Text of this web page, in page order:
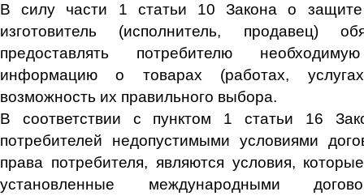
В силу части 1 статьи 10 Закона о защите
изготовитель (исполнитель, продавец)
предоставлять потребителю
информацию о товарах (работах,
возможность их правильного выбора.
В соответствии с пунктом 1 статьи 16
потребителей недопустимыми условиями
права потребителя, являются условия,
установленные международными